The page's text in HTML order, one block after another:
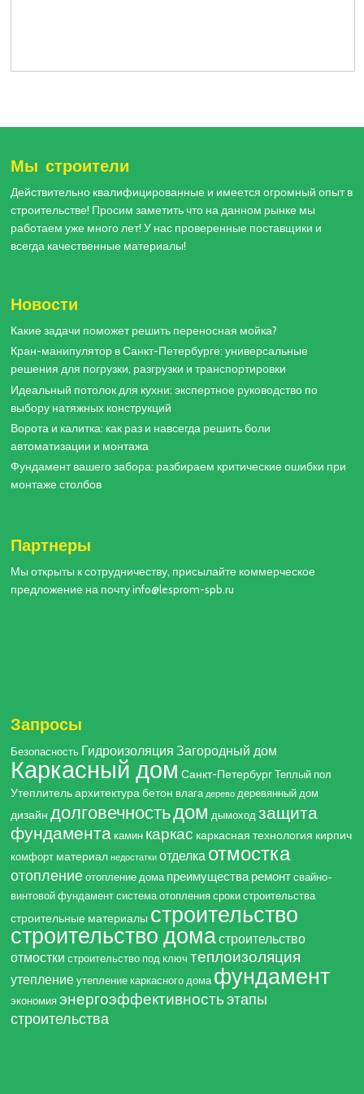
Мы строители
Действительно квалифицированные и имеется огромный опыт в
строительстве! Просим заметить что на данном рынке мы
работаем уже много лет! У нас проверенные поставщики и
всегда качественные материалы!
Новости
Какие задачи поможет решить переносная мойка?
Кран-манипулятор в Санкт-Петербурге: универсальные
решения для погрузки, разгрузки и транспортировки
Идеальный потолок для кухни: экспертное руководство по
выбору натяжных конструкций
Ворота и калитка: как раз и навсегда решить боли
автоматизации и монтажа
Фундамент вашего забора: разбираем критические ошибки при
монтаже столбов
Партнеры
Мы открыты к сотрудничеству, присылайте коммерческое
предложение на почту info@lesprom-spb.ru
Запросы
Безопасность Гидроизоляция Загородный дом
Каркасный дом Санкт-Петербург Теплый пол
Утеплительархитектурабетон влага дерево деревянный дом
дизайн долговечностьдом дымоход защита
фундамента камин каркас каркасная технология кирпич
комфорт материал недостатки отделка отмостка
отопление отопление дома преимущества ремонт свайно-
винтовой фундамент система отопления сроки строительства
строительные материалы строительство
строительство домастроительство
отмостки строительство под ключ теплоизоляция
утепление утепление каркасного дома фундамент
экономия энергоэффективность этапы
строительства